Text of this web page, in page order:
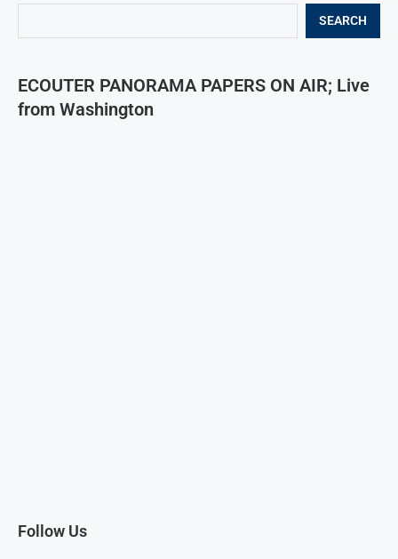
SEARCH
ECOUTER PANORAMA PAPERS ON AIR; Live
from Washington
Follow Us